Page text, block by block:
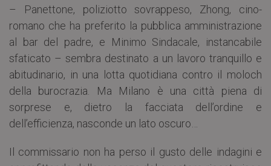
– Panettone, poliziotto sovrappeso, Zhong, cino-
romano che ha preferito la pubblica amministrazione
al bar del padre, e Minimo Sindacale, instancabile
sfaticato – sembra destinato a un lavoro tranquillo e
abitudinario, in una lotta quotidiana contro il moloch
della burocrazia. Ma Milano è una città piena di
sorprese e, dietro la facciata dell’ordine e
dell’efficienza, nasconde un lato oscuro…
Il commissario non ha perso il gusto delle indagini e